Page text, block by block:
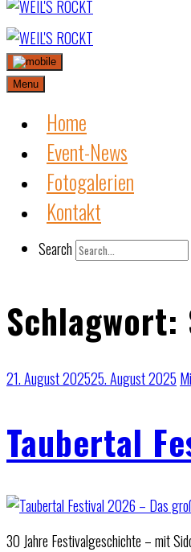
Skip
to
content
Menu
Home
Event-News
Fotogalerien
Kontakt
Search
Schlagwort:
21. August 202525. August 2025
Taubertal
30 Jahre Festivalgeschichte – mit